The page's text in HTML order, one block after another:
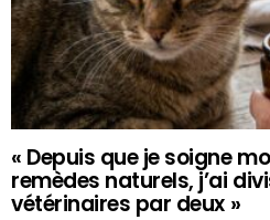
« Depuis que je soigne
remèdes naturels, j’ai
vétérinaires par deux »